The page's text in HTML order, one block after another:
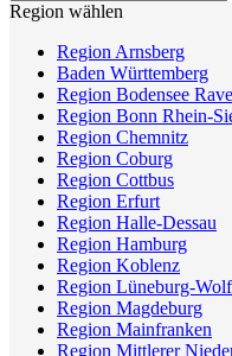
Region wählen
Region Arnsberg
Baden Württemberg
Region Bodensee
Region Bonn Rhein-
Region Chemnitz
Region Coburg
Region Cottbus
Region Erfurt
Region Halle-Dessau
Region Hamburg
Region Koblenz
Region Lüneburg-
Region Magdeburg
Region Mainfranken
Region Mittlerer